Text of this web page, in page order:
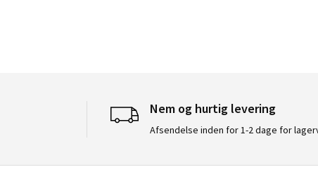
Nem og hurtig levering
Afsendelse inden for 1-2 dage for